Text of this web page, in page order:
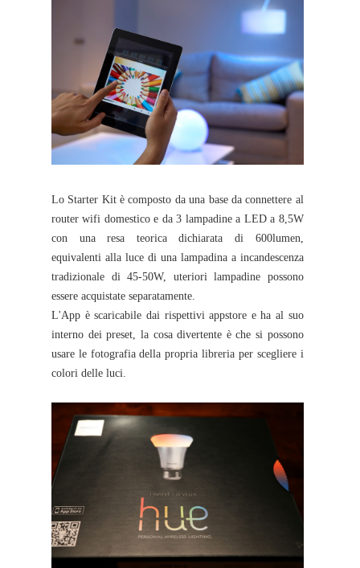
Lo Starter Kit è composto da una base da connettere al
router wifi domestico e da 3 lampadine a LED a 8,5W
con una resa teorica dichiarata di 600lumen,
equivalenti alla luce di una lampadina a incandescenza
tradizionale di 45-50W, uteriori lampadine possono
essere acquistate separatamente.
L'App è scaricabile dai rispettivi appstore e ha al suo
interno dei preset, la cosa divertente è che si possono
usare le fotografia della propria libreria per scegliere i
colori delle luci.